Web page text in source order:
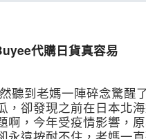
代購日貨真容易
聽到老媽一陣碎念驚醒
，卻發現之前在日本北
啊，今年受疫情影響，